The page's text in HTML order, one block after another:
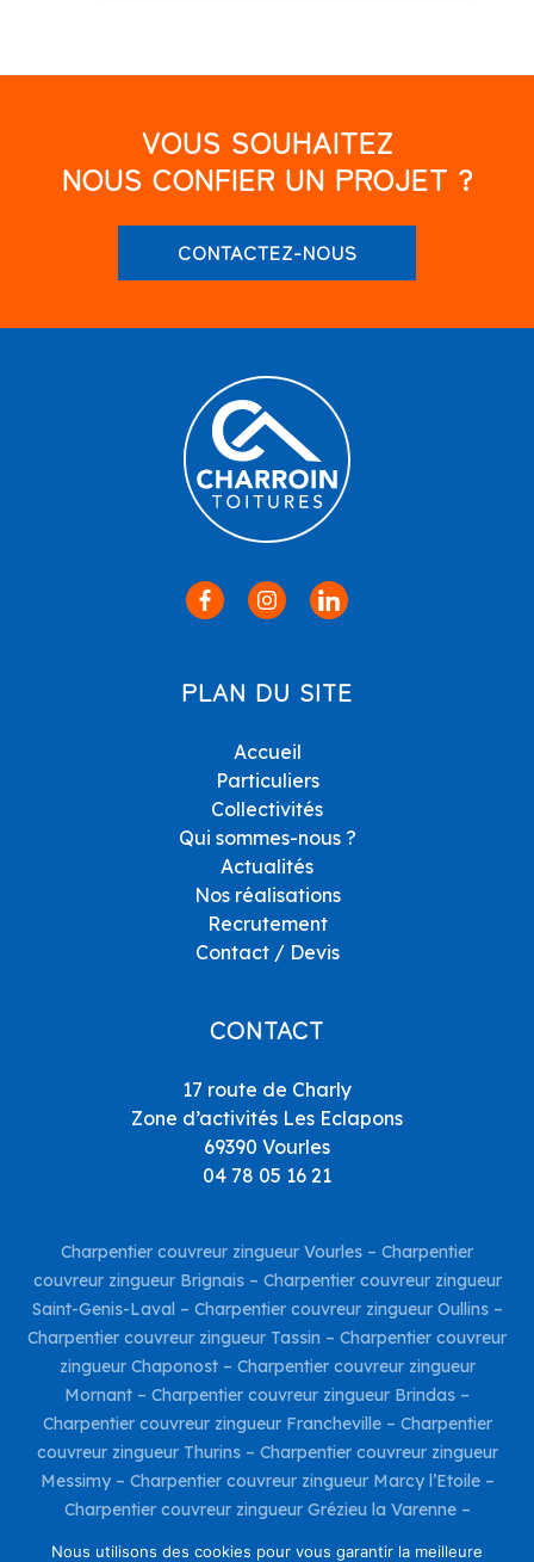
VOUS SOUHAITEZ
NOUS CONFIER UN PROJET ?
CONTACTEZ-NOUS
PLAN DU SITE
Accueil
Particuliers
Collectivités
Qui sommes-nous ?
Actualités
Nos réalisations
Recrutement
Contact / Devis
CONTACT
17 route de Charly
Zone d’activités Les Eclapons
69390 Vourles
04 78 05 16 21
Charpentier couvreur zingueur Vourles – Charpentier
couvreur zingueur Brignais– Charpentier couvreur zingueur
Saint-Genis-Laval – Charpentier couvreur zingueur Oullins–
Charpentier couvreur zingueur Tassin – Charpentier couvreur
zingueur Chaponost– Charpentier couvreur zingueur
Mornant – Charpentier couvreur zingueur Brindas –
Charpentier couvreur zingueur Francheville– Charpentier
couvreur zingueur Thurins– Charpentier couvreur zingueur
Messimy– Charpentier couvreur zingueur Marcy l’Etoile–
Charpentier couvreur zingueur Grézieu la Varenne–
Nous utilisons des cookies pour vous garantir la meilleure